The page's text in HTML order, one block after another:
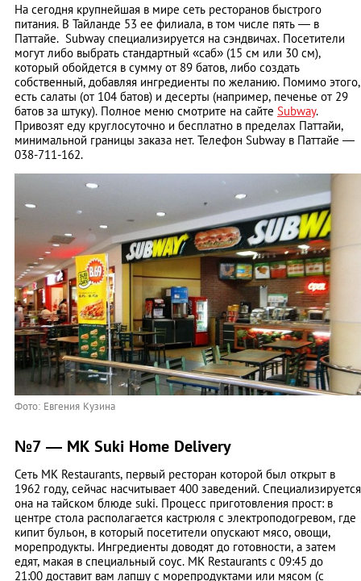
На сегодня крупнейшая в мире сеть ресторанов быстрого
питания. В Тайланде 53 ее филиала, в том числе пять — в
Паттайе. Subway специализируется на сэндвичах. Посетители
могут либо выбрать стандартный «саб» (15 см или 30 см),
который обойдется в сумму от 89 батов, либо создать
собственный, добавляя ингредиенты по желанию. Помимо этого,
есть салаты (от 104 батов) и десерты (например, печенье от 29
батов за штуку). Полное меню смотрите на сайте Subway.
Привозят еду круглосуточно и бесплатно в пределах Паттайи,
минимальной границы заказа нет. Телефон Subway в Паттайе —
038-711-162.
Фото: Евгения Кузина
№7 — MK Suki Home Delivery
Сеть MK Restaurants, первый ресторан которой был открыт в
1962 году, сейчас насчитывает 400 заведений. Специализируется
она на тайском блюде suki. Процесс приготовления прост: в
центре стола располагается кастрюля с электроподогревом, где
кипит бульон, в который посетители опускают мясо, овощи,
морепродукты. Ингредиенты доводят до готовности, а затем
едят, макая в специальный соус. MK Restaurants с 09:45 до
21:00 доставит вам лапшу с морепродуктами или мясом (с